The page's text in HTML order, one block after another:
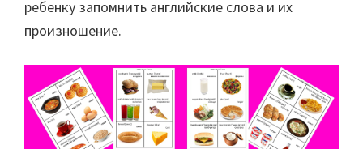
ребенку запомнить английские слова и их
произношение.